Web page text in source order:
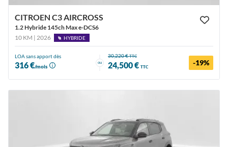
CITROEN C3 AIRCROSS
1.2 Hybride 145ch Max e-DCS6
10 KM | 2026
HYBRIDE
LOA sans apport dès
316 €/mois
ou
30,220 €TTC
24,500 € TTC -19%